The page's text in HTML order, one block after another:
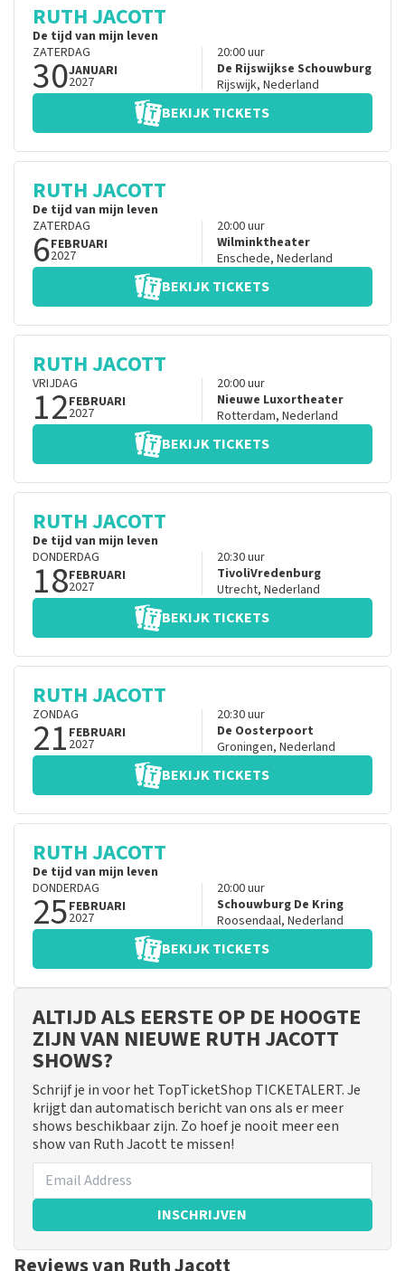
RUTH JACOTT
De tijd van mijn leven
ZATERDAG
30JANUARI
2027
20:00uur
De Rijswijkse Schouwburg
Rijswijk, Nederland
BEKIJK TICKETS
RUTH JACOTT
De tijd van mijn leven
ZATERDAG
6FEBRUARI
2027
20:00uur
Wilminktheater
Enschede, Nederland
BEKIJK TICKETS
RUTH JACOTT
VRIJDAG
12FEBRUARI
2027
20:00uur
Nieuwe Luxortheater
Rotterdam, Nederland
BEKIJK TICKETS
RUTH JACOTT
De tijd van mijn leven
DONDERDAG
18FEBRUARI
2027
20:30uur
TivoliVredenburg
Utrecht, Nederland
BEKIJK TICKETS
RUTH JACOTT
ZONDAG
21 FEBRUARI
2027
20:30uur
De Oosterpoort
Groningen, Nederland
BEKIJK TICKETS
RUTH JACOTT
De tijd van mijn leven
DONDERDAG
25FEBRUARI
2027
20:00uur
Schouwburg De Kring
Roosendaal, Nederland
BEKIJK TICKETS
ALTIJD ALS EERSTE OP DE HOOGTE
ZIJN VAN NIEUWE RUTH JACOTT
SHOWS?
Schrijf je in voor het TopTicketShop TICKETALERT. Je
krijgt dan automatisch bericht van ons als er meer
shows beschikbaar zijn. Zo hoef je nooit meer een
show van Ruth Jacott te missen!
INSCHRIJVEN